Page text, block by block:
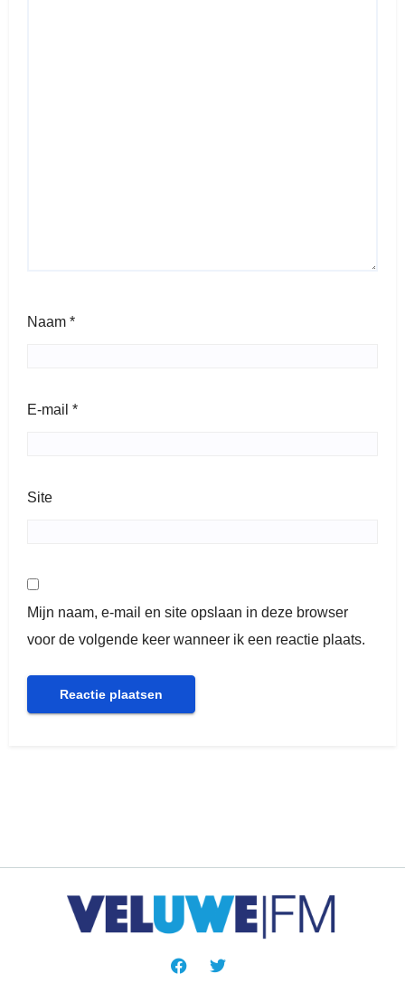
Naam *
E-mail *
Site
Mijn naam, e-mail en site opslaan in deze browser
voor de volgende keer wanneer ik een reactie plaats.